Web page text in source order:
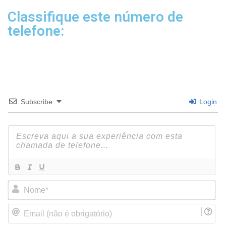
Classifique este número de
telefone:
Subscribe Login
N
m
a